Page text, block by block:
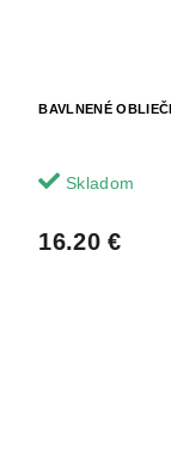
BAVLNENÉ
Skladom
16.20 €